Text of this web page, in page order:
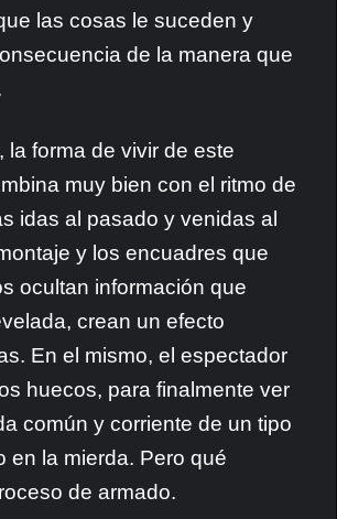
las cosas le suceden y
de la manera que
la forma de vivir de este
muy bien con el ritmo de
idas al pasado y venidas al
y los encuadres que
ocultan información que
crean un efecto
En el mismo, el espectador
huecos, para finalmente ver
común y corriente de un tipo
en la mierda. Pero qué
de armado.